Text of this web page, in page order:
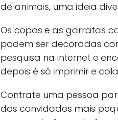
de animais, uma ideia
Os copos e as garrafas
podem ser decoradas
pesquisa na internet e
depois é só imprimir e
Contrate uma pessoa
dos convidados mais